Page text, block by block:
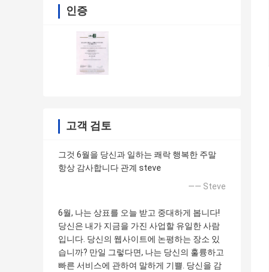
인증
고객 검토
그것 6월을 당신과 일하는 쾌락 행복한 주말
항상 감사합니다 관계 steve
—— Steve
6월, 나는 상표를 오늘 받고 중대하게 봅니다!
당신은 내가 지금을 가진 사업할 유일한 사람
입니다. 당신의 웹사이트에 논평하는 장소 있
습니까? 만일 그렇다면, 나는 당신의 훌륭하고
빠른 서비스에 관하여 말하게 기쁠. 당신을 감